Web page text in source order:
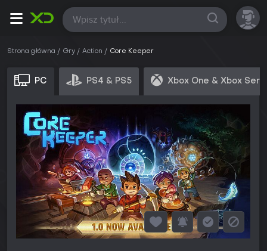
Wszystkie
Strona główna Gry Action Core Keeper
PC PS4 & PS5 Xbox One & Xbox